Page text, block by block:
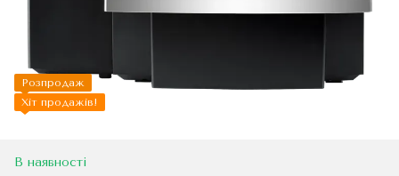
Розпродаж
Хіт продажів!
В наявності